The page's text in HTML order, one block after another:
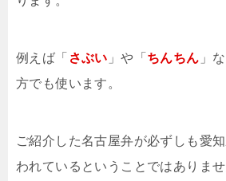
例えば「 さぶい 」や「 ちんちん 」
方でも使います。
ご紹介した名古屋弁が必ずしも愛
われているということではありませ